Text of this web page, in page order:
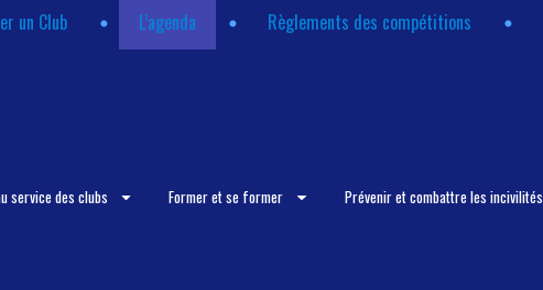
un Club L’agenda Règlements des compétitions
service des clubs Former et se former Prévenir et combattre les incivilités